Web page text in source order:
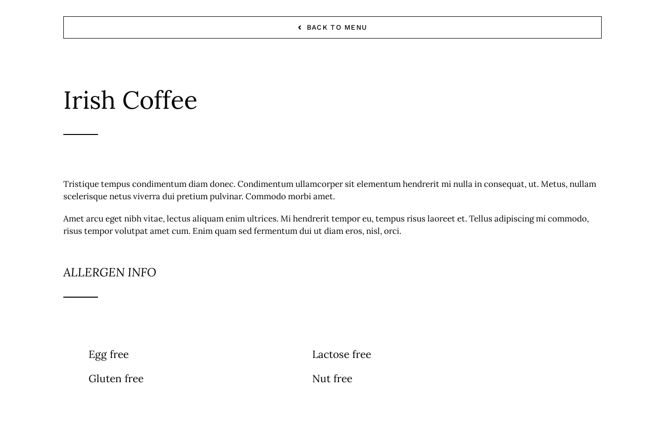
BACK TO MENU
Irish Coffee
Tristique tempus condimentum diam donec. Condimentum ullamcorper sit elementum hendrerit mi nulla in consequat, ut. Metus, nullam
scelerisque netus viverra dui pretium pulvinar. Commodo morbi amet.
Amet arcu eget nibh vitae, lectus aliquam enim ultrices. Mi hendrerit tempor eu, tempus risus laoreet et. Tellus adipiscing mi commodo,
risus tempor volutpat amet cum. Enim quam sed fermentum dui ut diam eros, nisl, orci.
ALLERGEN INFO
Egg free
Gluten free
Lactose free
Nut free